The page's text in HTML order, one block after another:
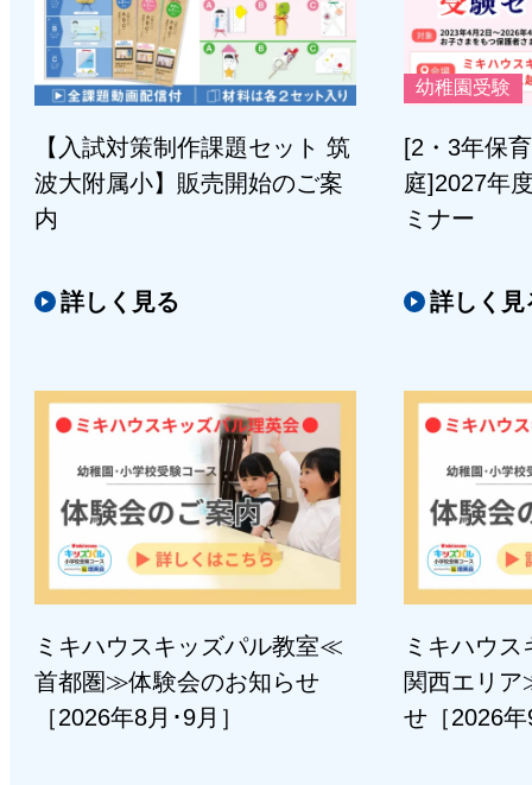
【入試対策制作課題セット 筑
波大附属小】販売開始のご案
内
詳しく見る
幼稚園受験
[2・3年保
庭]2027年
ミナー
詳しく見
ミキハウスキッズパル教室≪
首都圏≫体験会のお知らせ
［2026年8月･9月］
ミキハウ
関西エリ
せ［2026